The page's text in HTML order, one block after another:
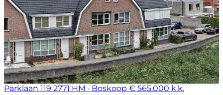
Parklaan 119 2771 HM · Boskoop € 565.000 k.k.